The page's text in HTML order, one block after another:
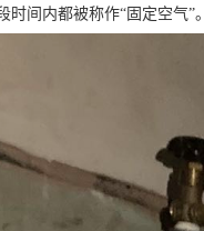
间内都被称作“固定空气”。